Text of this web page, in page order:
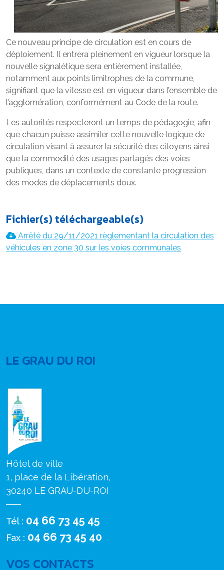
Ce nouveau principe de circulation est en cours de
déploiement. Il entrera pleinement en vigueur lorsque la
nouvelle signalétique sera entièrement installée,
notamment aux points limitrophes de la commune,
signifiant que la vitesse est en vigueur dans l’ensemble de
l’agglomération, conformément au Code de la route.
Les autorités respecteront un temps de pédagogie, afin
que chacun puisse assimiler cette nouvelle logique de
circulation visant à assurer la sécurité des citoyens ainsi
que la commodité des usages partagés des voies
publiques, dans un contexte de constante progression
des modes de déplacements doux.
Fichier(s) téléchargeable(s)
Arrêté du 29/11/2021 règlementant la circulation des
véhicules en zone 30 sur les voies communales
LE GRAU DU ROI
Hôtel de ville
1, place de la Libération,
30240 LE GRAU-DU-ROI
Tél : 04 66 73 45 45
Fax : 04 66 73 45 40
VOS CONTACTS